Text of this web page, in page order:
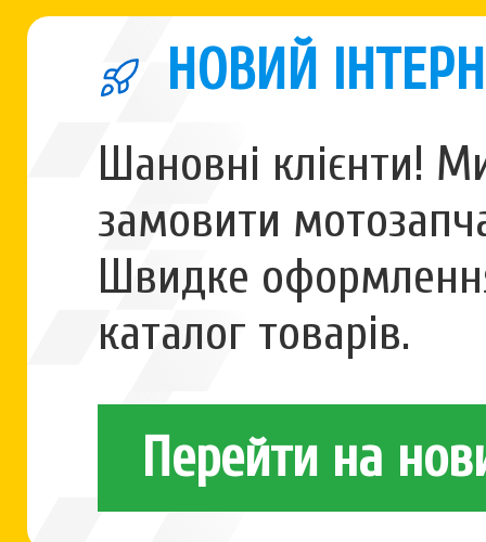
НОВИЙ
Шановні клієнти!
замовити
Швидке
каталог товарів.
Перейти на